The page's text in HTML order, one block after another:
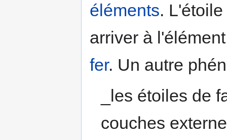
éléments.
arriver à
fer. Un autre
_les étoiles de
couches